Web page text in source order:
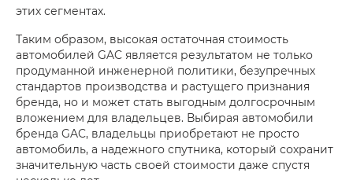
этих сегментах.
Таким образом, высокая остаточная стоимость
автомобилей GAC является результатом не только
продуманной инженерной политики, безупречных
стандартов производства и растущего признания
бренда, но и может стать выгодным долгосрочным
вложением для владельцев. Выбирая автомобили
бренда GAC, владельцы приобретают не просто
автомобиль, а надежного спутника, который сохранит
значительную часть своей стоимости даже спустя